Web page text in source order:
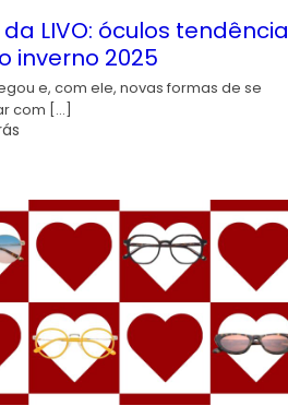
LIVO: óculos tendência
inverno 2025
e, com ele, novas formas de se
com […]